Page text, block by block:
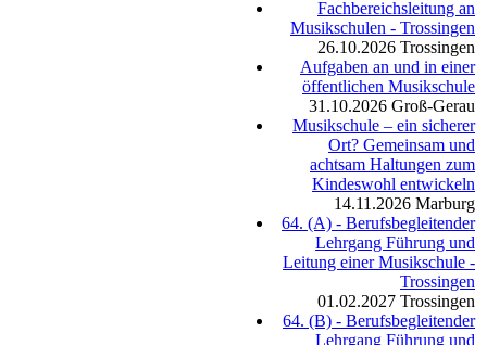
Fachbereichsleitung an
Musikschulen - Trossingen
26.10.2026 Trossingen
Aufgaben an und in einer
öffentlichen Musikschule
31.10.2026 Groß-Gerau
Musikschule – ein sicherer
Ort? Gemeinsam und
achtsam Haltungen zum
Kindeswohl entwickeln
14.11.2026 Marburg
64. (A) - Berufsbegleitender
Lehrgang Führung und
Leitung einer Musikschule -
Trossingen
01.02.2027 Trossingen
64. (B) - Berufsbegleitender
Lehrgang Führung und